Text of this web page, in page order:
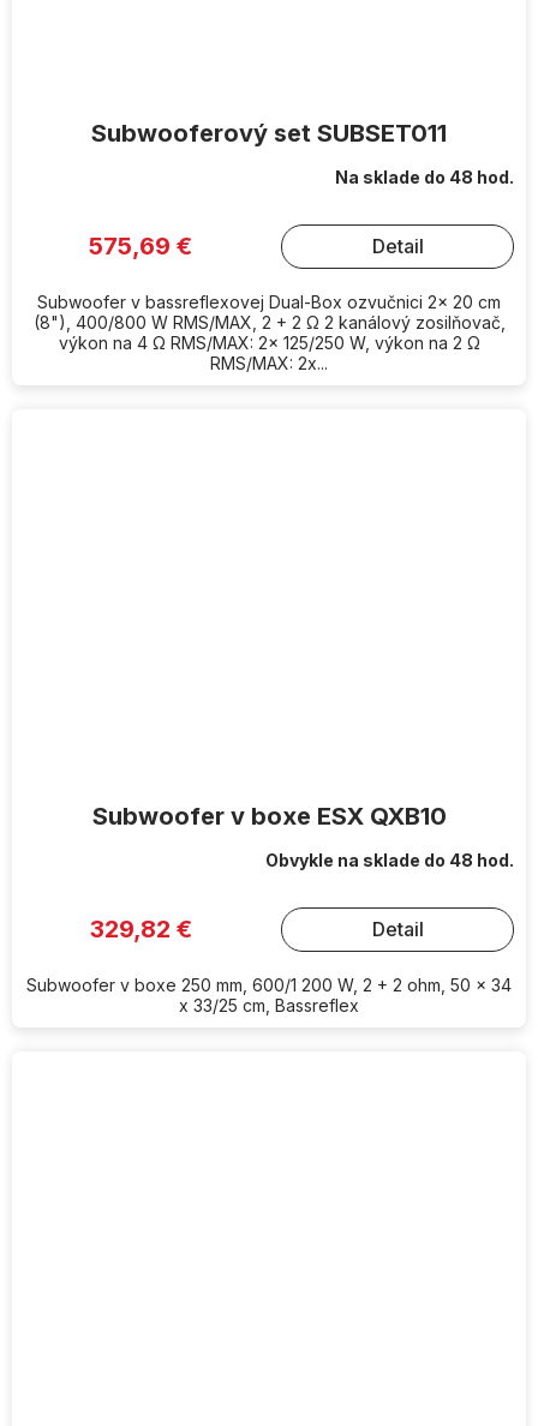
Subwooferový set SUBSET011
Na sklade do 48 hod.
575,69 € Detail
Subwoofer v bassreflexovej Dual-Box ozvučnici 2x 20 cm
(8"), 400/800 W RMS/MAX, 2 + 2 Ω 2 kanálový zosilňovač,
výkon na 4 Ω RMS/MAX: 2x 125/250 W, výkon na 2 Ω
RMS/MAX: 2x...
Subwoofer v boxe ESX QXB10
Obvykle na sklade do 48 hod.
329,82 € Detail
Subwoofer v boxe 250 mm, 600/1 200 W, 2 + 2 ohm, 50 x 34
x 33/25 cm, Bassreflex